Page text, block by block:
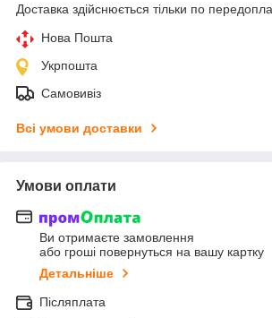
Доставка здійснюється тільки по
Нова Пошта
Укрпошта
Самовивіз
Всі умови доставки
Умови оплати
Ви отримаєте замовлення
або гроші повернуться на вашу картку
Детальніше
Післяплата